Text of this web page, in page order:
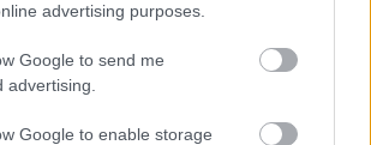
advertising purposes.
Google to send me
advertising.
Google to enable storage